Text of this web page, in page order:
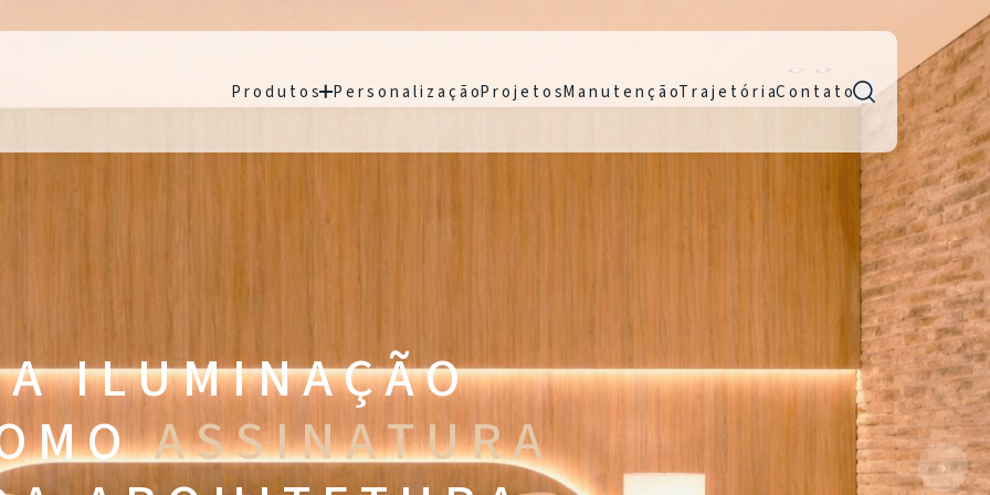
P r o d u t o s P e r s o n a l i z a ç ã oP r o j e t o sM a n u t e n ç ã oT r a j e t ó r i aC o n t a t o
A I L U M I N A Ç Ã O
M OA S S I N A T U R A
›